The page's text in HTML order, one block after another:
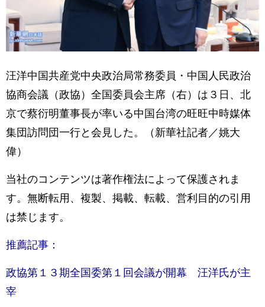
汪洋中国共産党中央政治局常務委員・中国人民政治
協商会議（政協）全国委員会主席（右）は３日、北
京で蔡衍明董事長が率いる中国台湾の旺旺中時媒体
集団訪問団一行と会見した。（新華社記者／姚大
偉）
当社のコンテンツは著作権法によって保護されま
す。無断転用、複製、掲載、転載、営利目的の引用
は禁じます。
推薦記事：
政協第１３期全国委第１回会議が開幕 汪洋氏が主
宰